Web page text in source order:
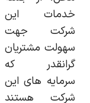
خدمات این
شرکت جهت
سهولت مشتریان
گرانقدر که
سرمایه های این
شرکت هستند